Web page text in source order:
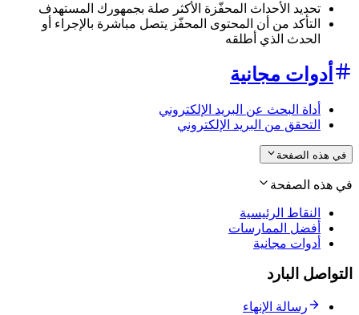
تحديد الأحداث المحفّزة الأكثر صلة بجمهورك المستهدف
التأكد من أن المحتوى المحفّز يتصل مباشرة بالإجراء أو
الحدث الذي أطلقه
أدوات مجانية
أداة البحث عن البريد الإلكتروني
التحقق من البريد الإلكتروني
في هذه الصفحة
في هذه الصفحة
النقاط الرئيسية
أفضل الممارسات
أدوات مجانية
التواصل البارد
رسالة الإنهاء